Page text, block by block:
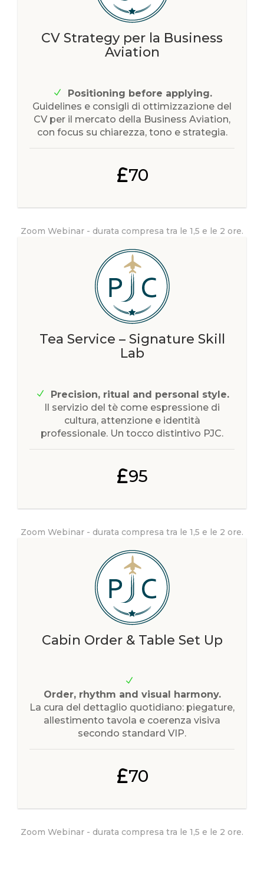
CV Strategy per la Business
Aviation
Positioning before applying.
Guidelines e consigli di ottimizzazione del
CV per il mercato della Business Aviation,
con focus su chiarezza, tono e strategia.
70
Zoom Webinar - durata compresa tra le 1,5 e le 2 ore.
Tea Service – Signature Skill
Lab
Precision, ritual and personal style.
Il servizio del tè come espressione di
cultura, attenzione e identità
professionale. Un tocco distintivo PJC.
95
Zoom Webinar - durata compresa tra le 1,5 e le 2 ore.
Cabin Order & Table Set Up
Order, rhythm and visual harmony.
La cura del dettaglio quotidiano: piegature,
allestimento tavola e coerenza visiva
secondo standard VIP.
70
Zoom Webinar - durata compresa tra le 1,5 e le 2 ore.